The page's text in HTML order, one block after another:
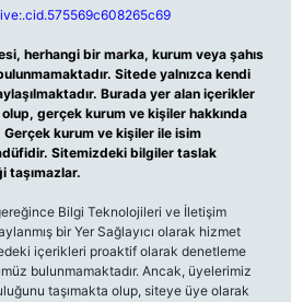
herhangi bir marka, kurum veya şahıs
Sitede yalnızca kendi
Burada yer alan içerikler
gerçek kurum ve kişiler hakkında
Gerçek kurum ve kişiler ile isim
Sitemizdeki bilgiler taslak
taşımazlar.
Bilgi Teknolojileri ve İletişim
bir Yer Sağlayıcı olarak hizmet
içerikleri proaktif olarak denetleme
bulunmamaktadır. Ancak, üyelerimiz
taşımakta olup, siteye üye olarak